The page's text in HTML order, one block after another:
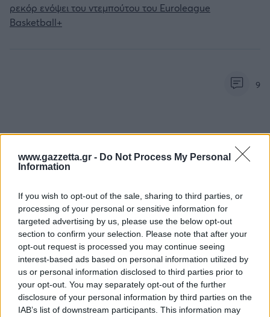
www.gazzetta.gr - Do Not Process My Personal
Information
If you wish to opt-out of the sale, sharing to third parties, or
processing of your personal or sensitive information for
targeted advertising by us, please use the below opt-out
section to confirm your selection. Please note that after your
opt-out request is processed you may continue seeing
interest-based ads based on personal information utilized by
us or personal information disclosed to third parties prior to
your opt-out. You may separately opt-out of the further
disclosure of your personal information by third parties on the
IAB’s list of downstream participants. This information may
ρεκόρ ενόψει του ντεμπούτου του Euroleague
Basketball+
9
στο my gazzetta!
Εγγραφή Σύνδεση
Πρόσφατα